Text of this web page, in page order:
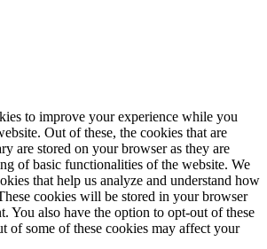
to improve your experience while you
Out of these, the cookies that are
are stored on your browser as they are
of basic functionalities of the website. We
that help us analyze and understand how
cookies will be stored in your browser
You also have the option to opt-out of these
of some of these cookies may affect your